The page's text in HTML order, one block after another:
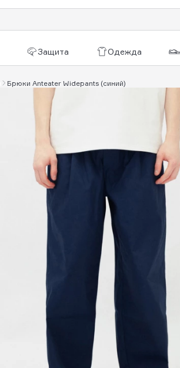
Защита Одежда
Брюки Anteater Widepants (синий)